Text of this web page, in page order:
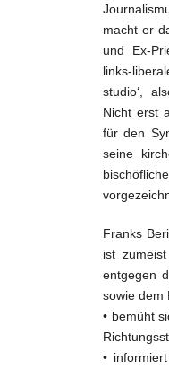
macht er
und Ex-
links-
studio‘,
Nicht erst
für den
seine
Franks
ist
entgegen
sowie dem
• bemüht
•